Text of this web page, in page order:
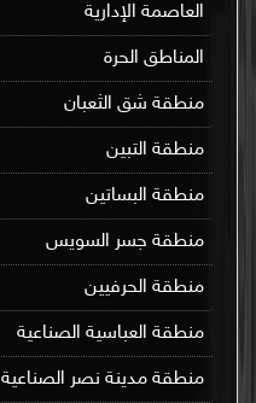
العاصمة الإدارية
المناطق الحرة
منطقة شق الثعبان
منطقة التبين
منطقة البساتين
منطقة جسر السويس
منطقة الحرفيين
منطقة العباسية الصناعية
منطقة مدينة نصر الصناعية